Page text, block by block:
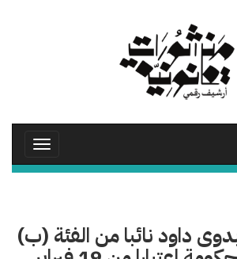
Toggle
داود نائبا من الفئة (ب)